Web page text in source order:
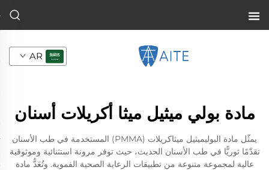
AR
مادة بولي ميثيل ميثا أكريلات أسنان
يمثّل مادة البوليميثيل ميثاكريلات (PMMA) المستخدمة في طب الأسنان
تقدّمًا ثوريًّا في طب الأسنان الحديث، حيث توفر مرونة استثنائية وموثوقية
عالية لمجموعة متنوعة من تطبيقات الرعاية الصحية الفموية. وتُعَدُّ مادة